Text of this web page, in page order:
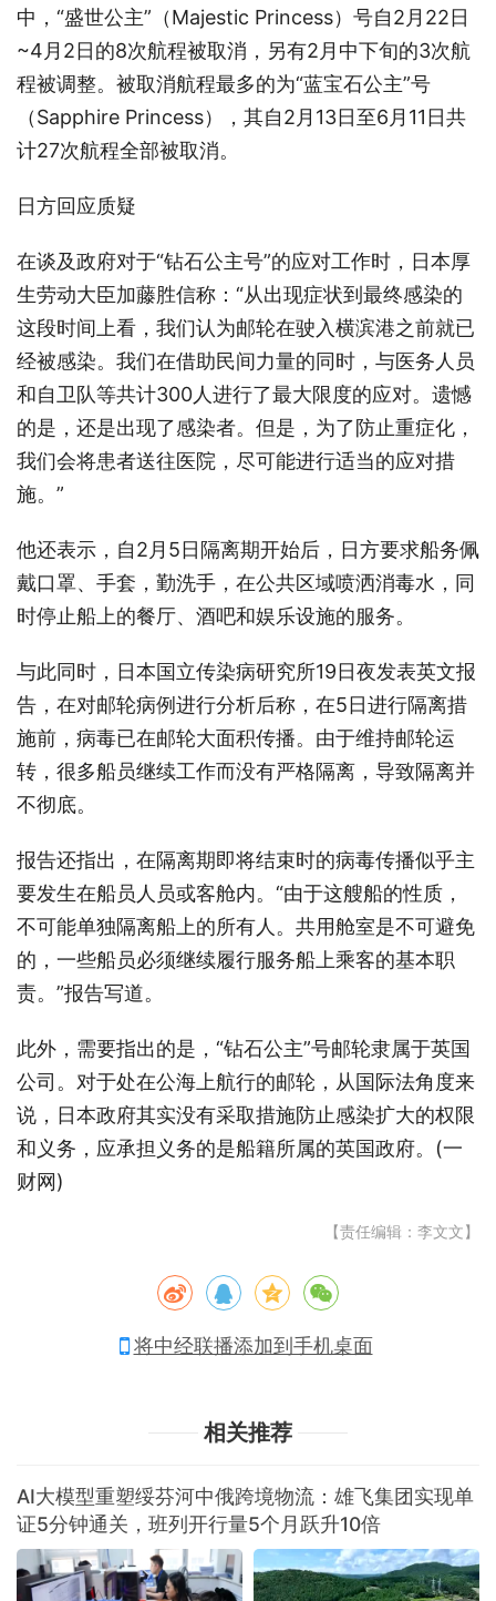
中，“盛世公主”（Majestic Princess）号自2月22日
~4月2日的8次航程被取消，另有2月中下旬的3次航
程被调整。被取消航程最多的为“蓝宝石公主”号
（Sapphire Princess），其自2月13日至6月11日共
计27次航程全部被取消。
日方回应质疑
在谈及政府对于“钻石公主号”的应对工作时，日本厚
生劳动大臣加藤胜信称：“从出现症状到最终感染的
这段时间上看，我们认为邮轮在驶入横滨港之前就已
经被感染。我们在借助民间力量的同时，与医务人员
和自卫队等共计300人进行了最大限度的应对。遗憾
的是，还是出现了感染者。但是，为了防止重症化，
我们会将患者送往医院，尽可能进行适当的应对措
施。”
他还表示，自2月5日隔离期开始后，日方要求船务佩
戴口罩、手套，勤洗手，在公共区域喷洒消毒水，同
时停止船上的餐厅、酒吧和娱乐设施的服务。
与此同时，日本国立传染病研究所19日夜发表英文报
告，在对邮轮病例进行分析后称，在5日进行隔离措
施前，病毒已在邮轮大面积传播。由于维持邮轮运
转，很多船员继续工作而没有严格隔离，导致隔离并
不彻底。
报告还指出，在隔离期即将结束时的病毒传播似乎主
要发生在船员人员或客舱内。“由于这艘船的性质，
不可能单独隔离船上的所有人。共用舱室是不可避免
的，一些船员必须继续履行服务船上乘客的基本职
责。”报告写道。
此外，需要指出的是，“钻石公主”号邮轮隶属于英国
公司。对于处在公海上航行的邮轮，从国际法角度来
说，日本政府其实没有采取措施防止感染扩大的权限
和义务，应承担义务的是船籍所属的英国政府。(一
财网)
【责任编辑：李文文】
将中经联播添加到手机桌面
相关推荐
AI大模型重塑绥芬河中俄跨境物流：雄飞集团实现单
证5分钟通关，班列开行量5个月跃升10倍